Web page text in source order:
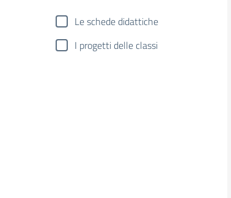
Le schede didattiche
I progetti delle classi